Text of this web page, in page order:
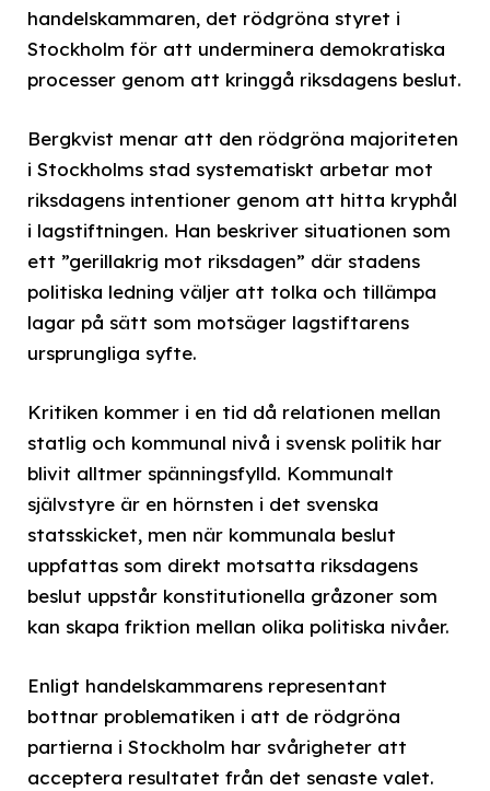
handelskammaren, det rödgröna styret i
Stockholm för att underminera demokratiska
processer genom att kringgå riksdagens beslut.
Bergkvist menar att den rödgröna majoriteten
i Stockholms stad systematiskt arbetar mot
riksdagens intentioner genom att hitta kryphål
i lagstiftningen. Han beskriver situationen som
ett ”gerillakrig mot riksdagen” där stadens
politiska ledning väljer att tolka och tillämpa
lagar på sätt som motsäger lagstiftarens
ursprungliga syfte.
Kritiken kommer i en tid då relationen mellan
statlig och kommunal nivå i svensk politik har
blivit alltmer spänningsfylld. Kommunalt
självstyre är en hörnsten i det svenska
statsskicket, men när kommunala beslut
uppfattas som direkt motsatta riksdagens
beslut uppstår konstitutionella gråzoner som
kan skapa friktion mellan olika politiska nivåer.
Enligt handelskammarens representant
bottnar problematiken i att de rödgröna
partierna i Stockholm har svårigheter att
acceptera resultatet från det senaste valet.